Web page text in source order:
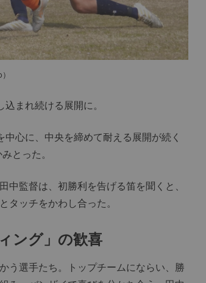
まれ続ける展開に。
心に、中央を締めて耐える展開が続く
とった。
監督は、初勝利を告げる笛を聞くと、
タッチをかわし合った。
ング」の歓喜
う選手たち。トップチームにならい、勝